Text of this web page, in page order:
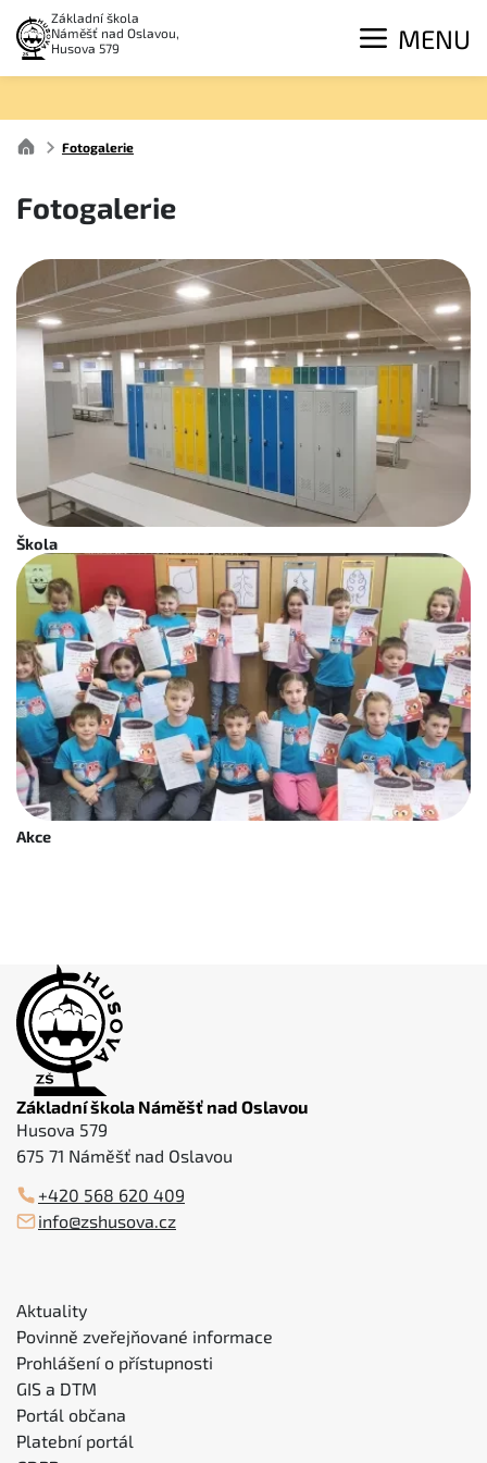
Základní škola
Náměšť nad Oslavou,
Husova 579
MENU
Fotogalerie
Fotogalerie
Škola
Akce
Základní škola Náměšť nad Oslavou
Husova 579
675 71 Náměšť nad Oslavou
+420 568 620 409
info@zshusova.cz
Aktuality
Povinně zveřejňované informace
Prohlášení o přístupnosti
GIS a DTM
Portál občana
Platební portál